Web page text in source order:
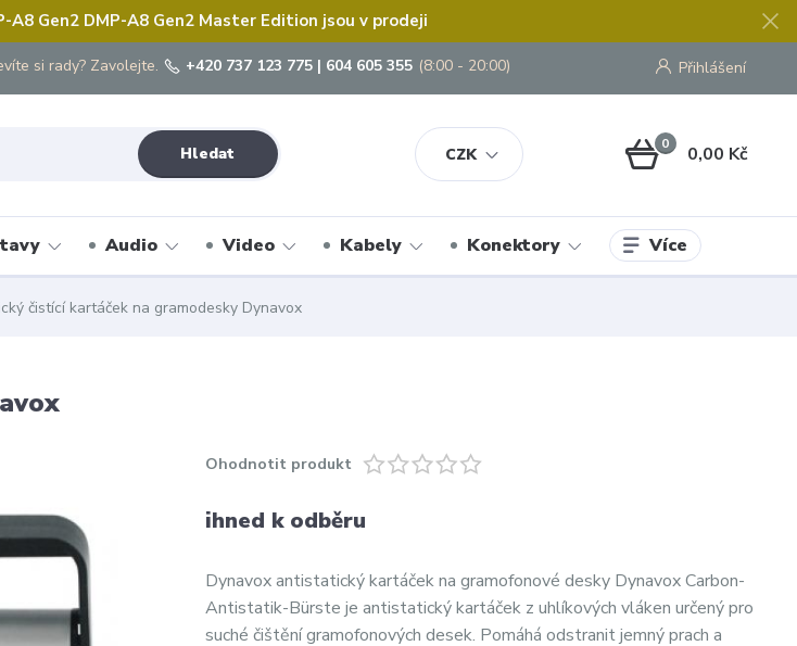
A8 Gen2 DMP-A8 Gen2 Master Edition jsou v prodeji
CZK
Přihlášení
Hledat
si rady? Zavolejte. +420 737 123 775 | 604 605 355 (8:00 - 20:00)
0 0,00 Kč
Audio Video Kabely Konektory Více
čistící kartáček na gramodesky Dynavox
Ohodnotit produkt
ihned k odběru
Dynavox antistatický kartáček na gramofonové desky Dynavox Carbon-
Antistatik-Bürste je antistatický kartáček z uhlíkových vláken určený pro
suché čištění gramofonových desek. Pomáhá odstranit jemný prach a